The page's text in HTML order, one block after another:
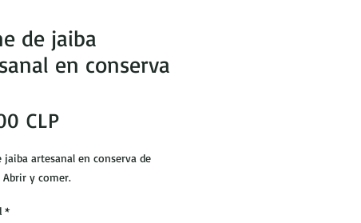
de jaiba
en conserva
CLPPrecio
jaiba artesanal en conserva de
y comer.
*